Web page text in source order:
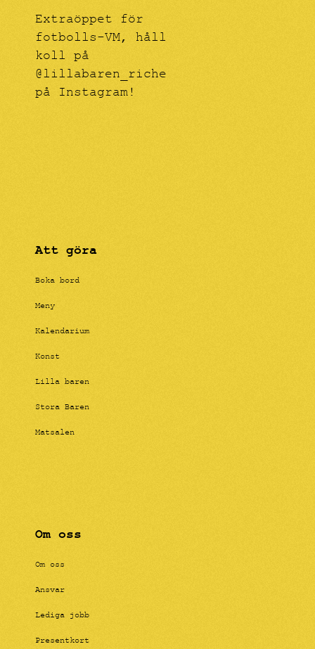
Extraöppet för
fotbolls-VM, håll
koll på
@lillabaren_riche
på Instagram!
Att göra
Boka bord
Meny
Kalendarium
Konst
Lilla baren
Stora Baren
Matsalen
Om oss
Om oss
Ansvar
Lediga jobb
Presentkort